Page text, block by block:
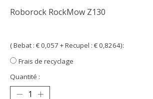
Roborock RockMow Z130
( Bebat : € 0,057 + Recupel : € 0,8264):
Frais de recyclage
Quantité :